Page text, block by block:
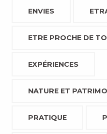
ENVIES
ETRE PROCHE DE
EXPÉRIENCES
NATURE ET
PRATIQUE